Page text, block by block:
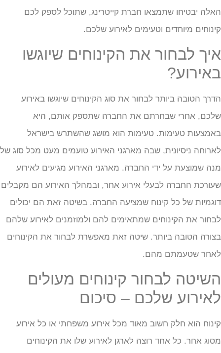
יבטיחו שתמצאו חברת קייטרינג, שתוכל לספק לכם
מיוחדים וטעימים לאירוע שלכם.
לבחור את הקינוחים שיוגשו
הטובה ביותר לבחור את סוג הקינוחים שיוגשו באירוע
אחרי שבחרתם את החברה שתספק אותם, היא
טעימות. טעימות הוא מושג שהשתרש בישראל
ניסיונית, שבה מארגני האירוע טועמים מעט מכל סוג של
שמוצעת על ידי החברה. מארגני האירוע מגיעים לאירוע
החברה לבעלי אירוע אחר, ובמהלך האירוע הם מקבלים
של כל קינוח שמציעה החברה. בשיטה זאת הם יכולים
את הקינוחים שמתאימים להם ולמוזמנים לאירוע שלהם
הטובה ביותר. שיטה זאת מאפשרת לבחור את הקינוחים
שטעמתם מהם.
לבחור קינוחים מעולים
שלכם – סיכום
הוא חלק חשוב מאוד מכל אירוע משפחתי או כל אירוע
אחר. כל אחד רוצה לארגן לאירוע שלו את הקינוחים